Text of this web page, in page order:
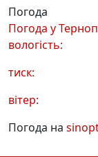
Погода
Погода у
вологість:
тиск:
вітер:
Погода на